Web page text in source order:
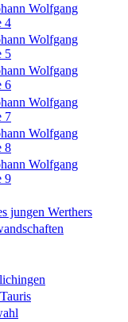
Wolfgang
4
Wolfgang
5
Wolfgang
6
Wolfgang
7
Wolfgang
8
Wolfgang
9
jungen Werthers